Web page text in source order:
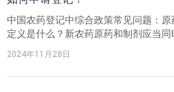
中国农药登记中综合政策常见问题：
定义是什么？新农药原药和制剂应当同
内的原药和制剂需要同时提交登记申请
2024年11月28日